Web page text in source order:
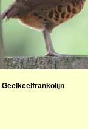
Geelkeelfrankolijn